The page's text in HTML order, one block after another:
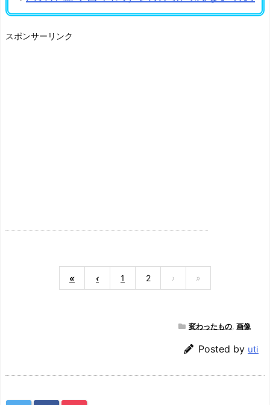
スポンサーリンク
« ‹ 1 2 › »
変わったもの, 画像
Posted by uti